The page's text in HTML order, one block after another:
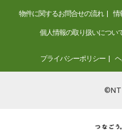
物件に関するお問合せの流れ 情
個人情報の取り扱いについ
プライバシーポリシー